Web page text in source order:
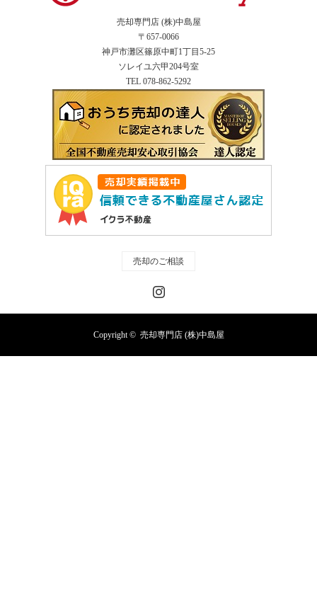
売却専門店 (株)中島屋
〒657-0066
神戸市灘区篠原中町1丁目5-25
ソレイユ六甲204号室
TEL 078-862-5292
売却のご相談
Copyright © 売却専門店 (株)中島屋